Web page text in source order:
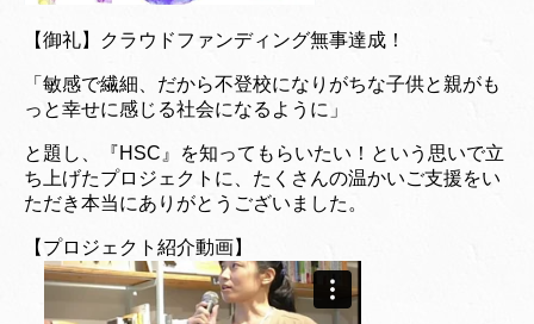
【御礼】クラウドファンディング無事達成！
「敏感で繊細、だから不登校になりがちな子供と親がも
っと幸せに感じる社会になるように」
と題し、『HSC』を知ってもらいたい！という思いで立
ち上げたプロジェクトに、たくさんの温かいご支援をい
ただき本当にありがとうございました。
【プロジェクト紹介動画】